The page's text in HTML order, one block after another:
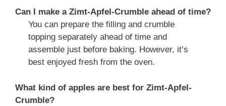
Can I make a Zimt-Apfel-Crumble ahead of time?
You can prepare the filling and crumble
topping separately ahead of time and
assemble just before baking. However, it’s
best enjoyed fresh from the oven.
What kind of apples are best for Zimt-Apfel-
Crumble?